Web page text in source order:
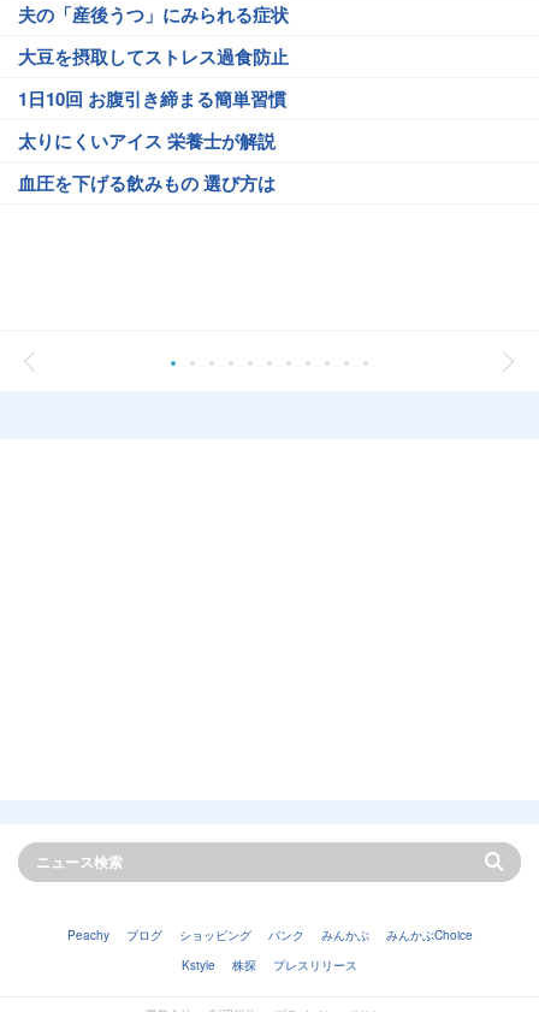
夫の「産後うつ」にみられる症状
大豆を摂取してストレス過食防止
1日10回 お腹引き締まる簡単習慣
太りにくいアイス 栄養士が解説
血圧を下げる飲みもの 選び方は
Peachy ブログ ショッピング バンク みんかぶ
みんかぶChoice
Kstyle
株探 プレスリリース